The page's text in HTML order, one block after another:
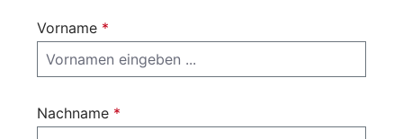
Vorname *
Nachname *